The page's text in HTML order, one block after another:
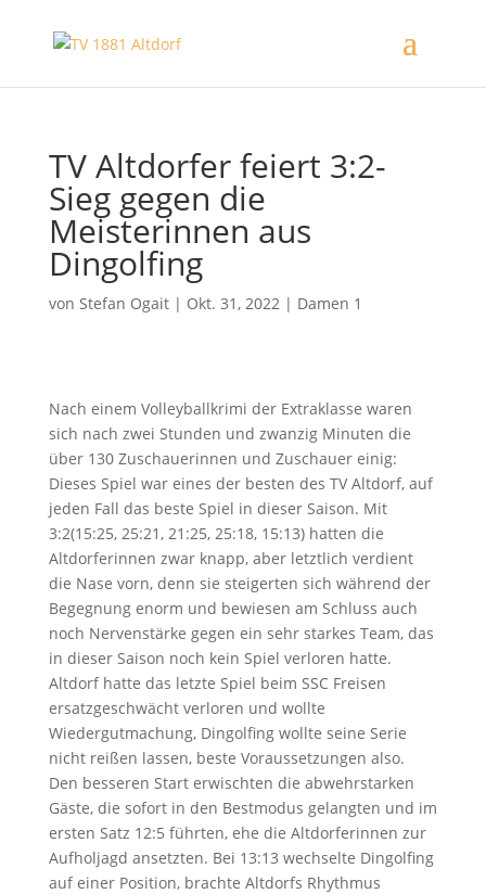
TV Altdorfer feiert 3:2-
Sieg gegen die
Meisterinnen aus
Dingolfing
von Stefan Ogait| Okt. 31, 2022| Damen 1
Nach einem Volleyballkrimi der Extraklasse waren
sich nach zwei Stunden und zwanzig Minuten die
über 130 Zuschauerinnen und Zuschauer einig:
Dieses Spiel war eines der besten des TV Altdorf, auf
jeden Fall das beste Spiel in dieser Saison. Mit
3:2(15:25, 25:21, 21:25, 25:18, 15:13) hatten die
Altdorferinnen zwar knapp, aber letztlich verdient
die Nase vorn, denn sie steigerten sich während der
Begegnung enorm und bewiesen am Schluss auch
noch Nervenstärke gegen ein sehr starkes Team, das
in dieser Saison noch kein Spiel verloren hatte.
Altdorf hatte das letzte Spiel beim SSC Freisen
ersatzgeschwächt verloren und wollte
Wiedergutmachung, Dingolfing wollte seine Serie
nicht reißen lassen, beste Voraussetzungen also.
Den besseren Start erwischten die abwehrstarken
Gäste, die sofort in den Bestmodus gelangten und im
ersten Satz 12:5 führten, ehe die Altdorferinnen zur
Aufholjagd ansetzten. Bei 13:13 wechselte Dingolfing
auf einer Position, brachte Altdorfs Rhythmus